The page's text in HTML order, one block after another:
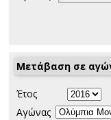
Μετάβαση σε
Έτος
Αγώνας